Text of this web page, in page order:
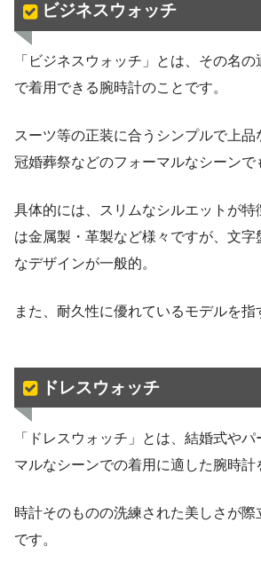
ビジネスウォッチ
「ビジネスウォッチ」とは、その名
で着用できる腕時計のことです。
スーツ等の正装に合うシンプルで上品
冠婚葬祭などのフォーマルなシーンで
具体的には、スリムなシルエットが特
は金属製・革製など様々ですが、文字
なデザインが一般的。
また、耐久性に優れているモデルを指
ドレスウォッチ
「ドレスウォッチ」とは、結婚式や
マルなシーンでの着用に適した腕時計
時計そのものの洗練された美しさが際
です。